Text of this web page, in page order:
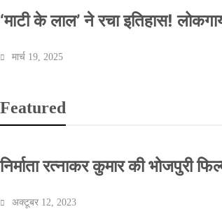
‘माटी के लाल’ ने रचा इतिहास!
मार्च 19, 2025
Featured
निर्माता रत्नाकर कुमार की भोजपुरी
अक्टूबर 12, 2023